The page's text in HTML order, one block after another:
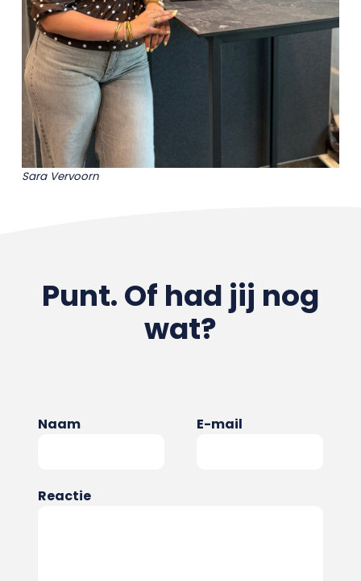
Sara Vervoorn
Punt. Of had jij nog
wat?
Naam E-mail
Reactie